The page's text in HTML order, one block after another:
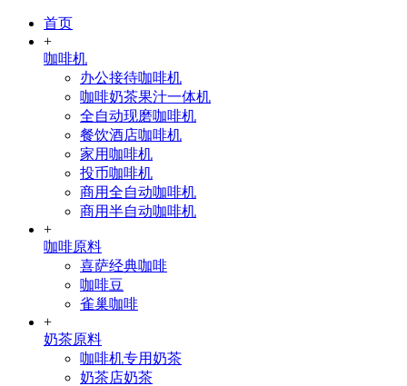
首页
+
咖啡机
办公接待咖啡机
咖啡奶茶果汁一体机
全自动现磨咖啡机
餐饮酒店咖啡机
家用咖啡机
投币咖啡机
商用全自动咖啡机
商用半自动咖啡机
+
咖啡原料
喜萨经典咖啡
咖啡豆
雀巢咖啡
+
奶茶原料
咖啡机专用奶茶
奶茶店奶茶